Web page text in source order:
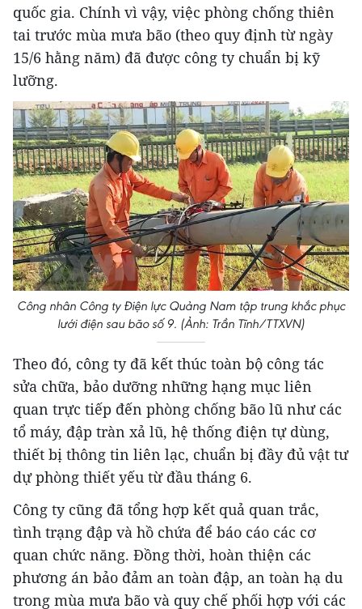
quốc gia. Chính vì vậy, việc phòng chống thiên
tai trước mùa mưa bão (theo quy định từ ngày
15/6 hằng năm) đã được công ty chuẩn bị kỹ
lưỡng.
Công nhân Công ty Điện lực Quảng Nam tập trung khắc phục
lưới điện sau bão số 9. (Ảnh: Trần Tĩnh/TTXVN)
Theo đó, công ty đã kết thúc toàn bộ công tác
sửa chữa, bảo dưỡng những hạng mục liên
quan trực tiếp đến phòng chống bão lũ như các
tổ máy, đập tràn xả lũ, hệ thống điện tự dùng,
thiết bị thông tin liên lạc, chuẩn bị đầy đủ vật tư
dự phòng thiết yếu từ đầu tháng 6.
Công ty cũng đã tổng hợp kết quả quan trắc,
tình trạng đập và hồ chứa để báo cáo các cơ
quan chức năng. Đồng thời, hoàn thiện các
phương án bảo đảm an toàn đập, an toàn hạ du
trong mùa mưa bão và quy chế phối hợp với các